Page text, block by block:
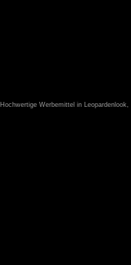
Hochwertige Werbemittel in Leopardenlook,